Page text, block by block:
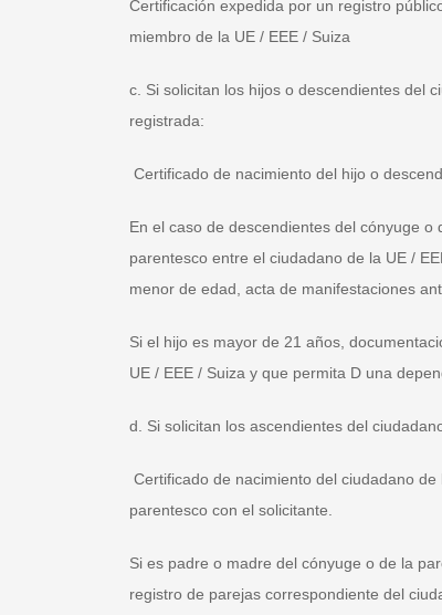
Certificación expedida por un registro
miembro de la UE / EEE / Suiza
c. Si solicitan los hijos o descendientes del
registrada:
Certificado de nacimiento del hijo o
En el caso de descendientes del cónyuge
parentesco entre el ciudadano de la UE /
menor de edad, acta de manifestaciones
Si el hijo es mayor de 21 años,
UE / EEE / Suiza y que permita D una
d. Si solicitan los ascendientes del
Certificado de nacimiento del ciudadano
parentesco con el solicitante.
Si es padre o madre del cónyuge o de la
registro de parejas correspondiente del